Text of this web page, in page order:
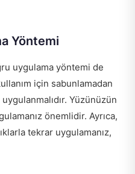
Yöntemi
uygulama yöntemi de
için sabunlamadan
Yüzünüzün
önemlidir. Ayrıca,
tekrar uygulamanız,